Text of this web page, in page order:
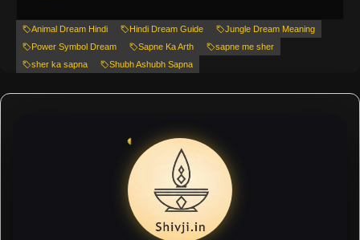
Animal Dream Hindi Hindi Dream Guide
Jungle Dream Meaning
Power Symbol Dream
Sapne Ka Arth
sapne me sher
sher ka sapna
Shubh Ashubh Sapna